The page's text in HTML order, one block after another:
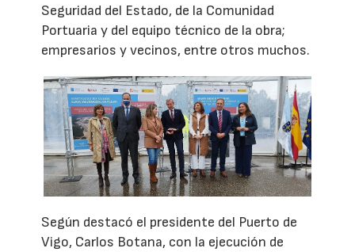
Seguridad del Estado, de la Comunidad
Portuaria y del equipo técnico de la obra;
empresarios y vecinos, entre otros muchos.
Según destacó el presidente del Puerto de
Vigo, Carlos Botana, con la ejecución de